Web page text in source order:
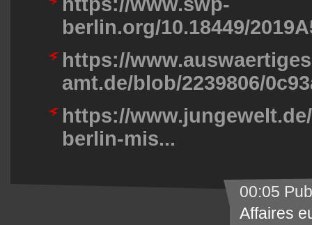
berlin.org/10.18449/
https://
amt.de/blob/2239806/
https://
berlin-mis...
00:05
Affaires